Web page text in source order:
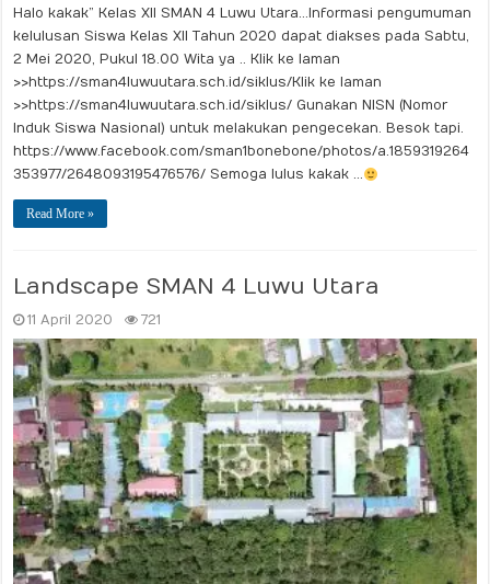
Halo kakak” Kelas XII SMAN 4 Luwu Utara…Informasi pengumuman
kelulusan Siswa Kelas XII Tahun 2020 dapat diakses pada Sabtu,
2 Mei 2020, Pukul 18.00 Wita ya .. Klik ke laman
>> https://sman4luwuutara.sch.id/siklus/Klik ke laman
>> https://sman4luwuutara.sch.id/siklus/ Gunakan NISN (Nomor
Induk Siswa Nasional) untuk melakukan pengecekan. Besok tapi.
https://www.facebook.com/sman1bonebone/photos/a.1859319264
353977/2648093195476576/ Semoga lulus kakak …
Read More »
Landscape SMAN 4 Luwu Utara
11 April 2020 721